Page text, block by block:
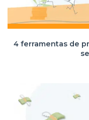
4 ferramentas de